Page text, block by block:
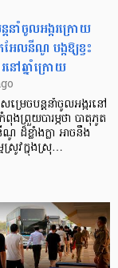
នាំចូលអង្ករក្រោយ
អែលនីណូ បង្កឱ្យខ្វះ
ៅឆ្នាំក្រោយ
រេចបន្តនាំចូលអង្ករនៅ
ពុងព្រួយបារម្ភថា បាតុភូត
ដ៏ខ្លាំងក្លា​ អាចនឹង
ស្រូវក្នុងស្រុ…